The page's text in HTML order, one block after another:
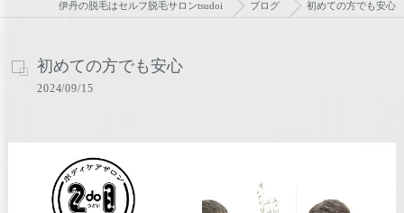
伊丹の脱毛はセルフ脱毛サロンtsudoi ブログ 初めての方でも安心
初めての方でも安心
2024/09/15